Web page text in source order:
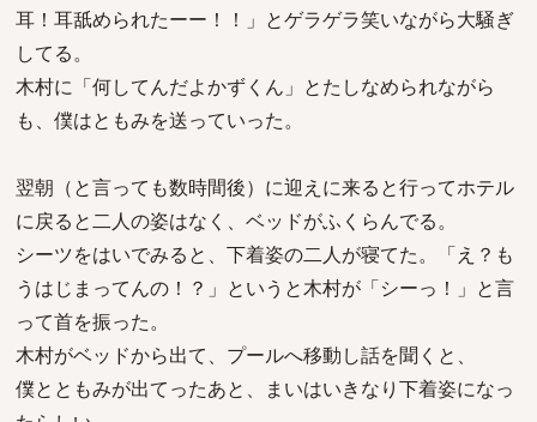
耳！耳舐められたーー！！」とゲラゲラ笑いながら大騒ぎ
してる。
木村に「何してんだよかずくん」とたしなめられながら
も、僕はともみを送っていった。
翌朝（と言っても数時間後）に迎えに来ると行ってホテル
に戻ると二人の姿はなく、ベッドがふくらんでる。
シーツをはいでみると、下着姿の二人が寝てた。「え？も
うはじまってんの！？」というと木村が「シーっ！」と言
って首を振った。
木村がベッドから出て、プールへ移動し話を聞くと、
僕とともみが出てったあと、まいはいきなり下着姿になっ